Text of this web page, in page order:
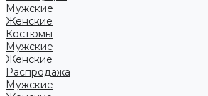
Мужские
Женские
Костюмы
Мужские
Женские
Распродажа
Мужские